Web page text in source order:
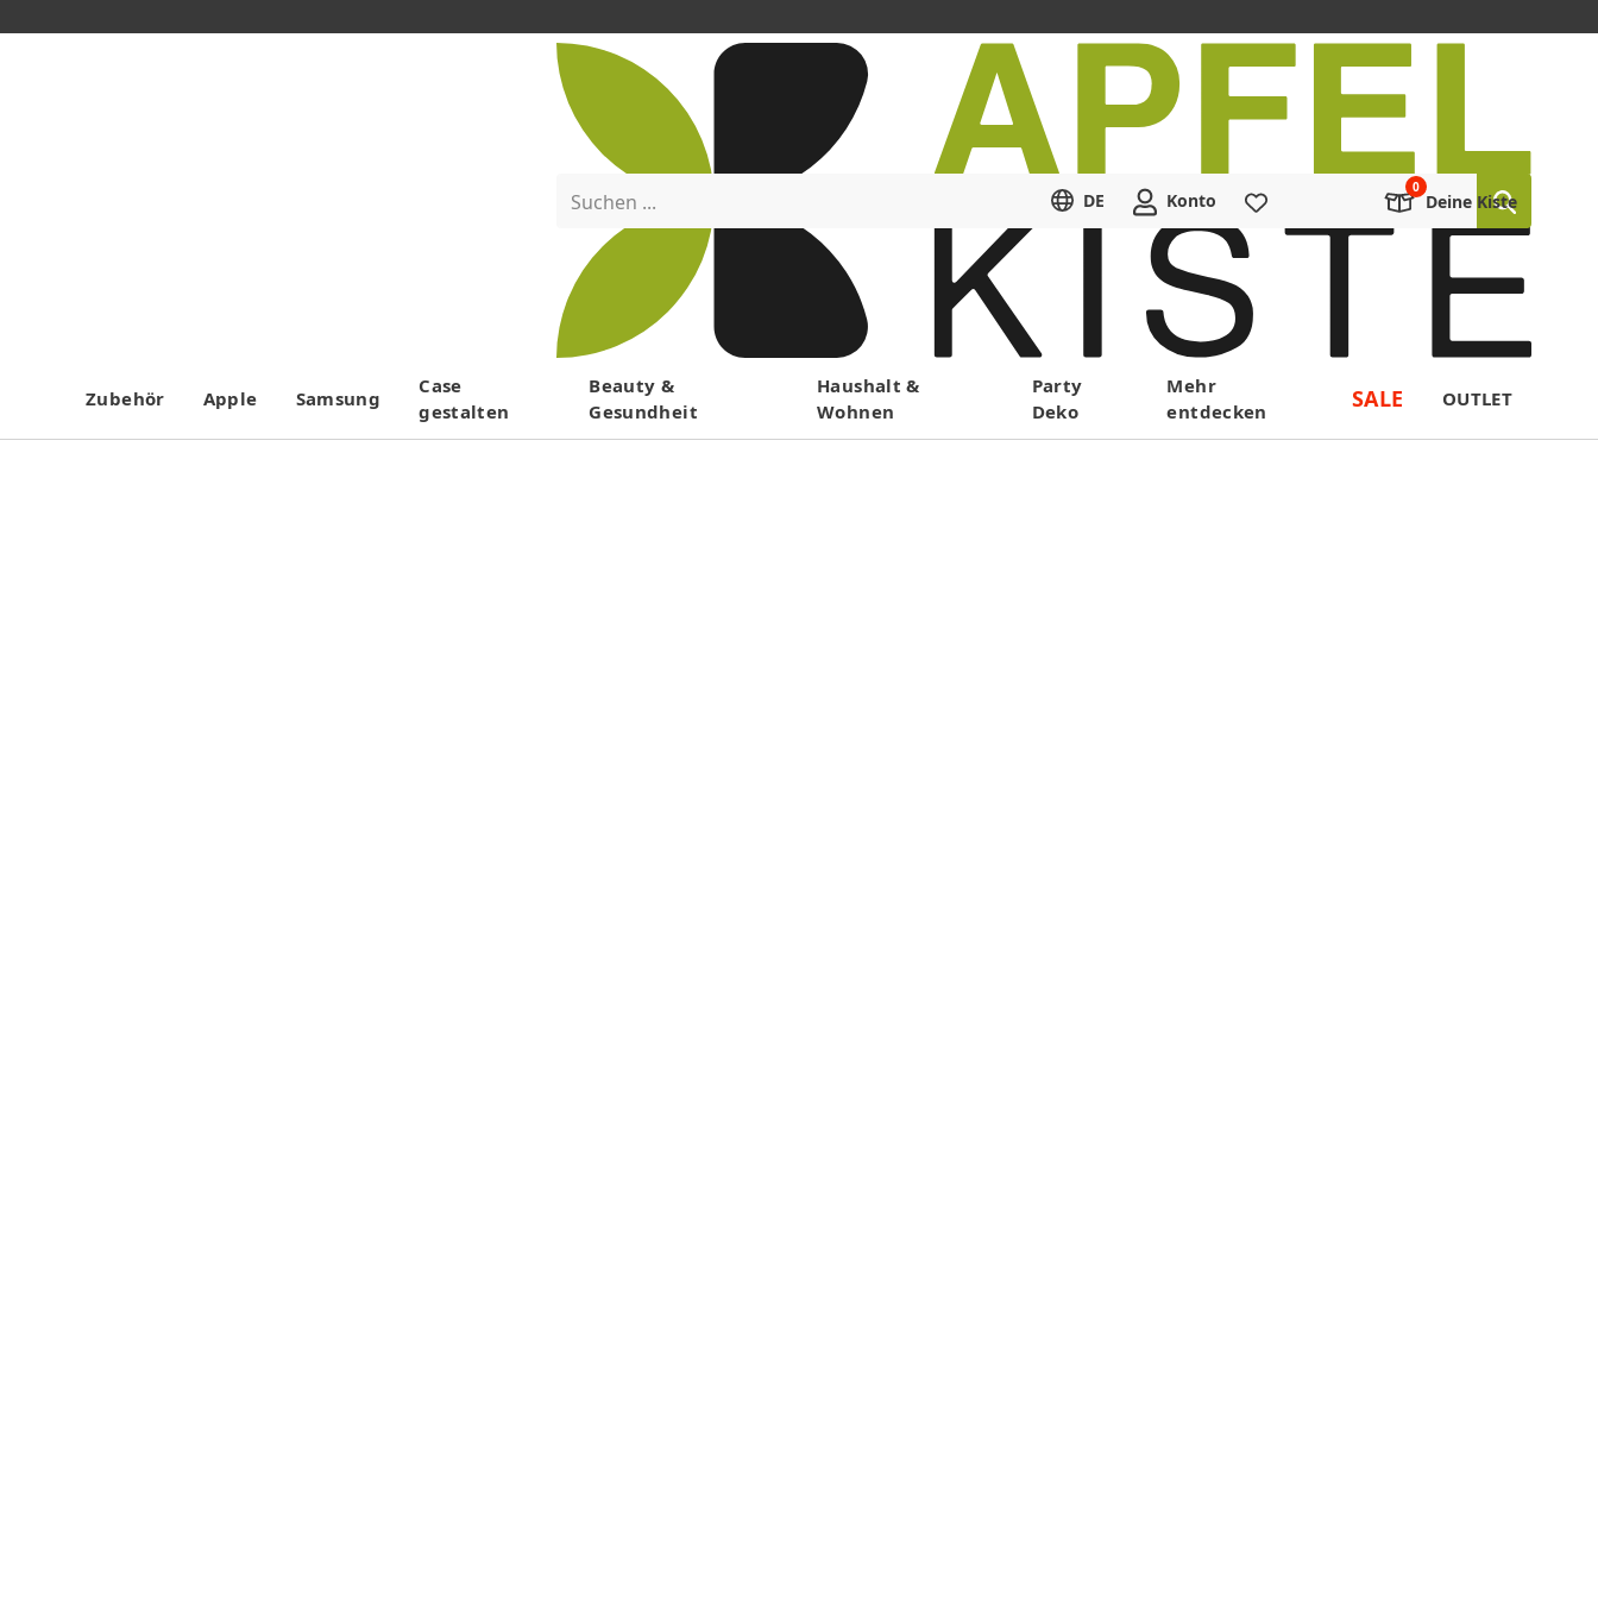
Menü
Suchen ... DE Konto Deine Kiste
Zubehör Apple Samsung
Case
gestalten
Beauty &
Gesundheit
Haushalt &
Wohnen
Party
Deko
Mehr
entdecken
SALE OUTLET